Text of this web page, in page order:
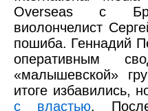
Overseas с
виолончелист
пошиба. Геннадий
оперативным
«малышевской»
итоге избавились,
с властью.